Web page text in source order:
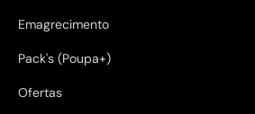
Emagrecimento
Pack's (Poupa+)
Ofertas